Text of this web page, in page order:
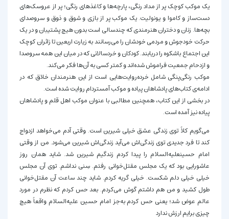
یک موکب کوچک پر از مداد‌ رنگی، پارچه‌ها و کاغذهای رنگی؛ پر از عروسک‌های
دست‌ساز و کاموا و یونولیت. یک موکب پر از بازی و شوق‌ و‌ ذوق و سروصدای
بچه‌ها. زنان‌ و‌ دختران هنرمندی که چندسالی است بدون هیچ پشتیبان و در یک
حرکت خودجوش‌ و‌ مردمی خودشان را می‌رسانند به زیارت اربعین تا زائران کوچک
این اجتماع باشکوه را دریابند. کودکان‌ و‌ خردسالانی که در میان این ‌همه سروصدا
و ازدحام جمعیت فراموش شده‌اند و کمتر کسی به آن‌ها فکر می‌کند.
موکب رنگی‌پنگی شامل خرده‌روایت‌هایی است از این هنرمندان خلاق که در
ادامه‌ی کتاب‌های پادشاهان پیاده و موکب آمستردام روایت شده است.
در بخشی از این کتاب، همچنین مطالبی با عنوان موکب اهل قلم و پادشاهان
پیاده نیز آمده است.
می‌گویم کلاً توی زندگی عشق خیلی شیرین است. وقتی آدم می‌خواهد ازدواج
کند تا فرد جدیدی توی زندگی‌اش می‌آید زندگی‌اش شیرین می‌شود. من از وقتی
امام حسینعلیه‌السلام را پیدا کردم زندگیم شیرین شد. شاید همان روز
عاشورایی بود که یک مجلس مقتل‌خوانی رفتم. سِنی نداشم. توی آن مجلس
خیلی خیلی دلم شکست. خیلی گریه کردم. شاید چند ساعت آن مقتل‌خوانی
طول کشید و من هم داشتم گوش می‌کردم. بعد حس کردم که نظرم در مورد
عالم عوض شد؛ یعنی حس کردم به‌جز امام‌ حسین علیه‌السلام واقعاً هیچ
چیزی برایم ارزش ندارد